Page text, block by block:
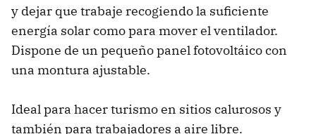
y dejar que trabaje recogiendo la suficiente
energía solar como para mover el ventilador.
Dispone de un pequeño panel fotovoltáico con
una montura ajustable.
Ideal para hacer turismo en sitios calurosos y
también para trabajadores a aire libre.